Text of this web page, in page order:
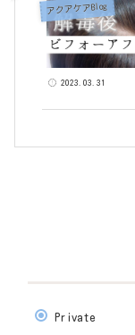
アクアケアBlog
2023.03.31
Private